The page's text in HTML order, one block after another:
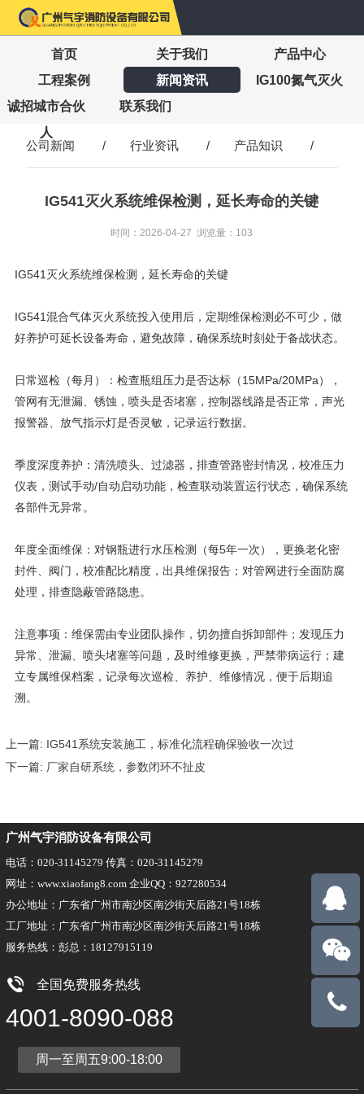
首页 关于我们
产品中心
工程案例
新闻资讯
IG100氮气灭火
诚招城市合伙
人
联系我们
公司新闻 / 行业资讯 / 产品知识 /
IG541灭火系统维保检测，延长寿命的关键
时间：2026-04-27 浏览量：103
IG541灭火系统维保检测，延长寿命的关键
IG541混合气体灭火系统投入使用后，定期维保检测必不可少，做
好养护可延长设备寿命，避免故障，确保系统时刻处于备战状态。
日常巡检（每月）：检查瓶组压力是否达标（15MPa/20MPa），
管网有无泄漏、锈蚀，喷头是否堵塞，控制器线路是否正常，声光
报警器、放气指示灯是否灵敏，记录运行数据。
季度深度养护：清洗喷头、过滤器，排查管路密封情况，校准压力
仪表，测试手动/自动启动功能，检查联动装置运行状态，确保系统
各部件无异常。
年度全面维保：对钢瓶进行水压检测（每5年一次），更换老化密
封件、阀门，校准配比精度，出具维保报告；对管网进行全面防腐
处理，排查隐蔽管路隐患。
注意事项：维保需由专业团队操作，切勿擅自拆卸部件；发现压力
异常、泄漏、喷头堵塞等问题，及时维修更换，严禁带病运行；建
立专属维保档案，记录每次巡检、养护、维修情况，便于后期追
溯。
上一篇: IG541系统安装施工，标准化流程确保验收一次过
下一篇: 厂家自研系统，参数闭环不扯皮
广州气宇消防设备有限公司
电话：020-31145279 传真：020-31145279
网址：www.xiaofang8.com 企业QQ：927280534
办公地址：广东省广州市南沙区南沙街天后路21号18栋
工厂地址：广东省广州市南沙区南沙街天后路21号18栋
服务热线：彭总：18127915119
全国免费服务热线
4001-8090-088
周一至周五9:00-18:00